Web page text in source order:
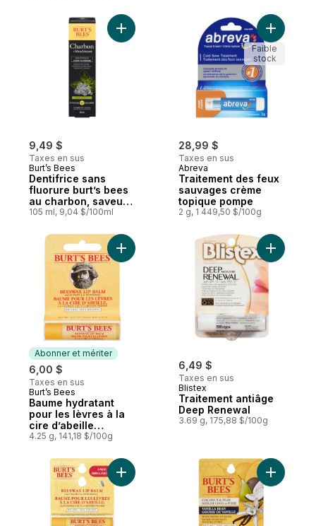
9,49 $
Taxes en sus
Burt’s Bees
Dentifrice sans
fluorure burt’s bees
au charbon, saveur
menthe poivrée zen
105 ml, 9,04 $/100ml
Ajouter Dentifrice sans fluorure burt’s
28,99 $
Taxes en sus
Abreva
Traitement des feux
sauvages crème
topique pompe
2 g, 1 449,50 $/100g
Ajouter
Faible
stock
Abonner et mériter
6,00 $
Taxes en sus
Abonner et mériter
Burt’s Bees
Baume hydratant
pour les lèvres à la
cire d’abeille
d’origine naturelle à
4.25 g, 141,18 $/100g
Ajouter Baume hydratant pour les lèvres
6,49 $
Taxes en sus
Blistex
Traitement antiâge
Deep Renewal
3.69 g, 175,88 $/100g
Ajouter
Ajouter Baume Hydratant Pour LesAjouter